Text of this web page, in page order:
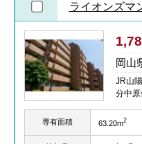
ライオンズマ
岡山
JR山
分中
専有面積 63.20m2